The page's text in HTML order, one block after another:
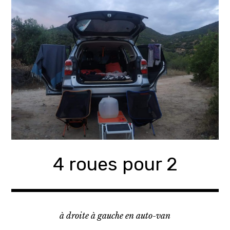
Accéder
contenu
principal
4 roues pour 2
à droite à gauche en auto-van